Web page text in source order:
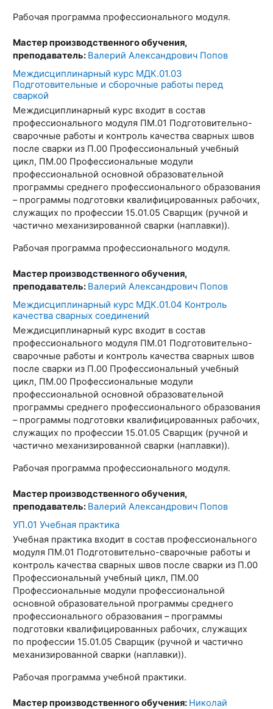
Рабочая программа профессионального модуля.
Мастер производственного обучения,
преподаватель: Валерий Александрович Попов
Междисциплинарный курс МДК.01.03
Подготовительные и сборочные работы перед
сваркой
Междисциплинарный курс входит в состав
профессионального модуля ПМ.01 Подготовительно-
сварочные работы и контроль качества сварных швов
после сварки из П.00 Профессиональный учебный
цикл, ПМ.00 Профессиональные модули
профессиональной основной образовательной
программы среднего профессионального образования
– программы подготовки квалифицированных рабочих,
служащих по профессии 15.01.05 Сварщик (ручной и
частично механизированной сварки (наплавки)).
Рабочая программа профессионального модуля.
Мастер производственного обучения,
преподаватель: Валерий Александрович Попов
Междисциплинарный курс МДК.01.04 Контроль
качества сварных соединений
Междисциплинарный курс входит в состав
профессионального модуля ПМ.01 Подготовительно-
сварочные работы и контроль качества сварных швов
после сварки из П.00 Профессиональный учебный
цикл, ПМ.00 Профессиональные модули
профессиональной основной образовательной
программы среднего профессионального образования
– программы подготовки квалифицированных рабочих,
служащих по профессии 15.01.05 Сварщик (ручной и
частично механизированной сварки (наплавки)).
Рабочая программа профессионального модуля.
Мастер производственного обучения,
преподаватель: Валерий Александрович Попов
УП.01 Учебная практика
Учебная практика входит в состав профессионального
модуля ПМ.01 Подготовительно-сварочные работы и
контроль качества сварных швов после сварки из П.00
Профессиональный учебный цикл, ПМ.00
Профессиональные модули профессиональной
основной образовательной программы среднего
профессионального образования – программы
подготовки квалифицированных рабочих, служащих
по профессии 15.01.05 Сварщик (ручной и частично
механизированной сварки (наплавки)).
Рабочая программа учебной практики.
Мастер производственного обучения: Николай